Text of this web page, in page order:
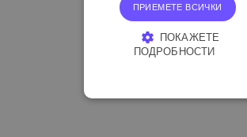
ПРИЕМЕТЕ ВСИЧКИ
ПОКАЖЕТЕ
ПОДРОБНОСТИ